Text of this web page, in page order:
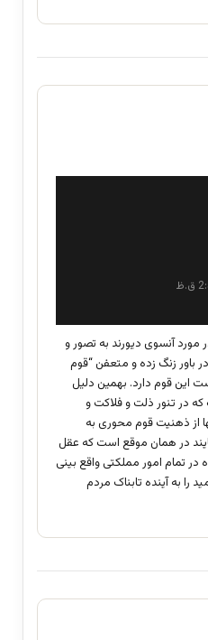
مورد آنسوی دیورند به تصور و
باور زنگ زده و متعفن “قوم
این قوم دارد. بهمین دلیل
در تنور ذلت و فلاکت و
از ذهنیت قوم محوری به
در همان موقع است که عقل
تمام امور مملکتی واقع بینی
را به آینده تابناک مردم